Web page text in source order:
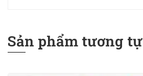
Sản phẩm tương tự